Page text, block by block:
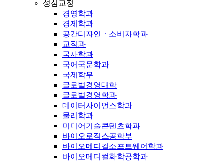
성심교정
경영학과
경제학과
공간디자인ㆍ소비자학과
교직과
국사학과
국어국문학과
국제학부
글로벌경영대학
글로벌경영학과
데이터사이언스학과
물리학과
미디어기술콘텐츠학과
바이오로직스공학부
바이오메디컬소프트웨어학과
바이오메디컬화학공학과